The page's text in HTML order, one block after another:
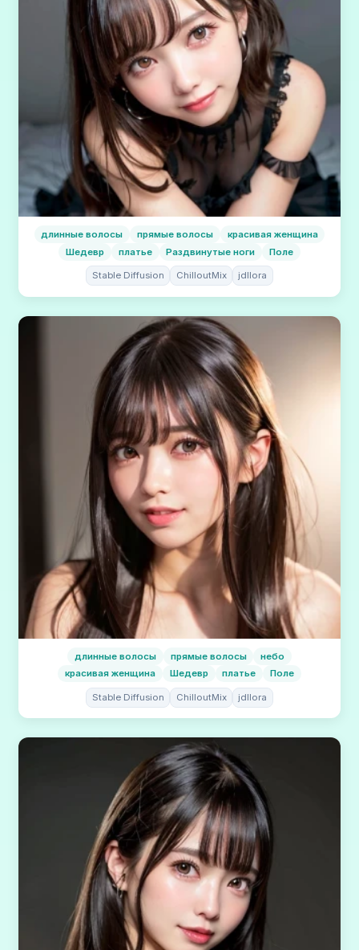
длинные волосы прямые волосы
красивая женщина
Шедевр
платье Раздвинутые ноги Поле
Stable Diffusion ChilloutMix jdllora
длинные волосы прямые волосы
небо
красивая женщина
Шедевр платье Поле
Stable Diffusion ChilloutMix jdllora